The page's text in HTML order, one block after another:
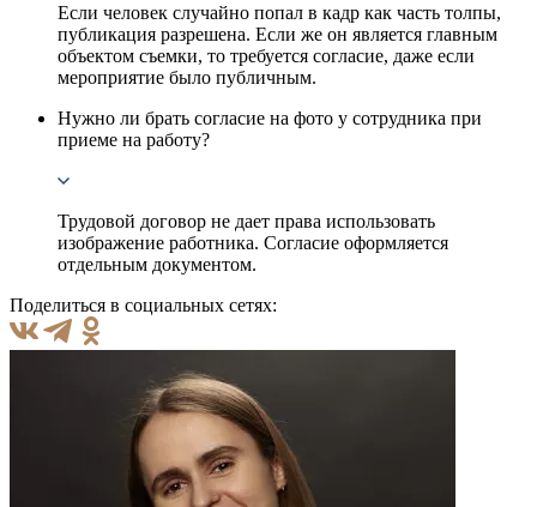
Если человек случайно попал в кадр как часть толпы,
публикация разрешена. Если же он является главным
объектом съемки, то требуется согласие, даже если
мероприятие было публичным.
Нужно ли брать согласие на фото у сотрудника при
приеме на работу?
Трудовой договор не дает права использовать
изображение работника. Согласие оформляется
отдельным документом.
Поделиться в социальных сетях: